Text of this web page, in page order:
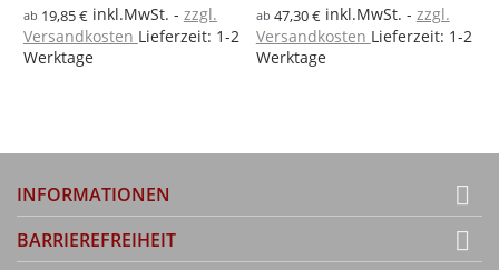
ab 19,85 €inkl.MwSt.
zzgl.
Versandkosten Lieferzeit: 1-2
Werktage
ab 47,30 €inkl.MwSt.
zzgl.
Versandkosten Lieferzeit: 1-2
Werktage
INFORMATIONEN 
BARRIEREFREIHEIT 